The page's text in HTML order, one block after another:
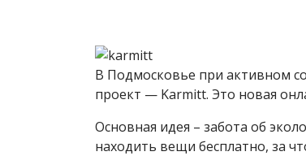
В Подмосковье при активном
проект — Karmitt. Это новая
Основная идея – забота об
находить вещи бесплатно, за